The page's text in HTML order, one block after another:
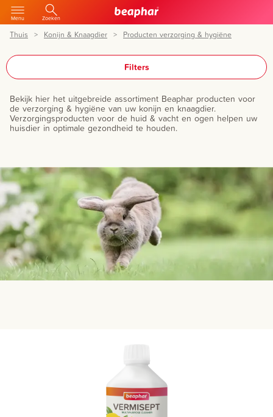
Menu Zoeken
Thuis Konijn & Knaagdier Producten verzorging & hygiëne
Filters
Bekijk hier het uitgebreide assortiment Beaphar producten voor
de verzorging & hygiëne van uw konijn en knaagdier.
Verzorgingsproducten voor de huid & vacht en ogen helpen uw
huisdier in optimale gezondheid te houden.